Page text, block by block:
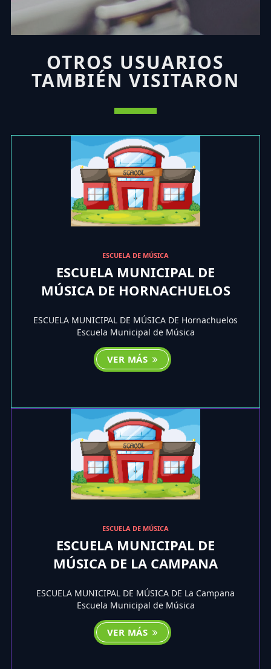
OTROS USUARIOS
TAMBIÉN VISITARON
ESCUELA DE MÚSICA
ESCUELA MUNICIPAL DE
MÚSICA DE HORNACHUELOS
ESCUELA MUNICIPAL DE MÚSICA DE Hornachuelos
Escuela Municipal de Música
VER MÁS
ESCUELA DE MÚSICA
ESCUELA MUNICIPAL DE
MÚSICA DE LA CAMPANA
ESCUELA MUNICIPAL DE MÚSICA DE La Campana
Escuela Municipal de Música
VER MÁS